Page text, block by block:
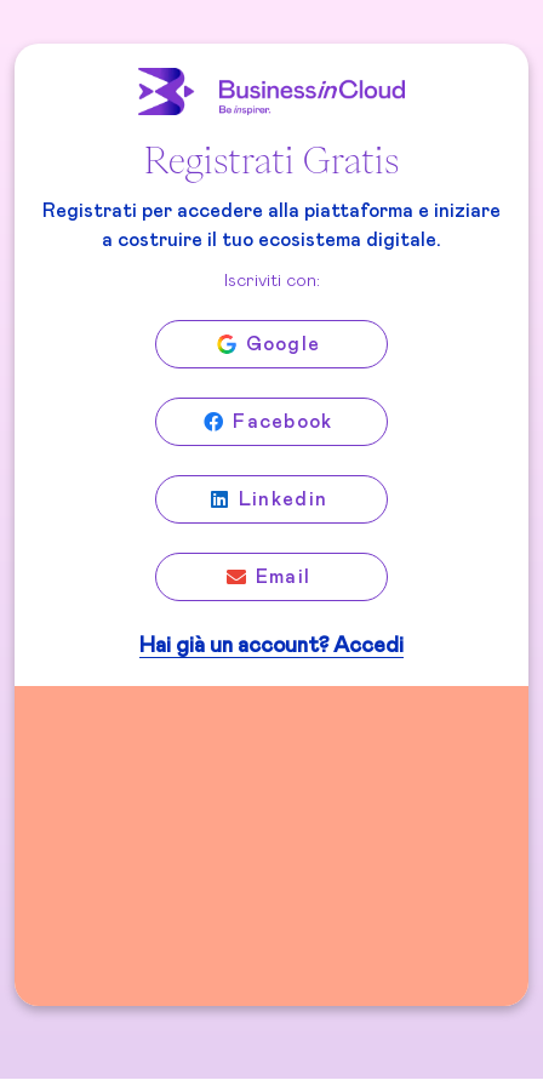
Registrati Gratis
Registrati per accedere alla piattaforma e iniziare
a costruire il tuo ecosistema digitale.
Iscriviti con:
Google
Facebook
Linkedin
Email
Hai già un account? Accedi